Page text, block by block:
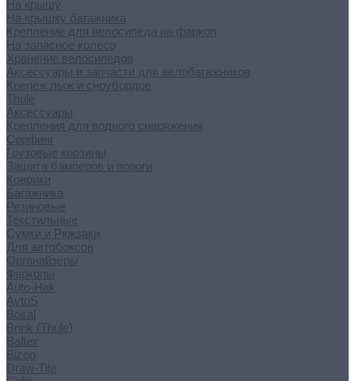
На крышу
На крышку багажника
Крепление для велосипеда на фаркоп
На запасное колесо
Хранение велосипедов
Аксессуары и запчасти для велобагажников
Крепеж лыж и сноубордов
Thule
Аксессуары
Крепления для водного снаряжения
Серфинг
Грузовые корзины
Защита бамперов и пороги
Коврики
Багажника
Резиновые
Текстильные
Сумки и Рюкзаки
Для автобоксов
Органайзеры
Фаркопы
Auto-Hak
AvtoS
Bosal
Brink (Thule)
Baltex
Bizon
Draw-Tite